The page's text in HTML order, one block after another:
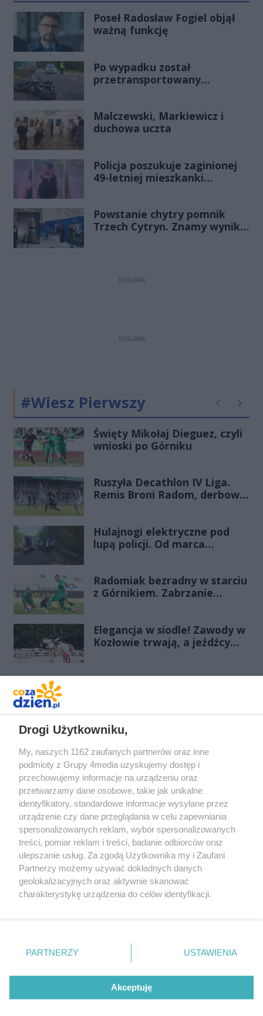
Poseł Radosław Fogiel objął
ważną funkcję
Po wypadku został
przetransportowany
Malczewski, Markiewicz i
duchowa uczta
Policja poszukuje zaginionej
49-letniej mieszkanki
Powstanie chytry pomnik
Trzech Cytryn. Znamy wyniki
REKLAMA
REKLAMA
#Wiesz Pierwszy Poprzednie
Święty Mikołaj Dieguez, czyli
wnioski po Górniku
Ruszyła Decathlon IV Liga.
Remis Broni Radom, derbowa
Hulajnogi elektryczne pod
lupą policji. Od marca
Radomiak bezradny w starciu
z Górnikiem. Zabrzanie
Elegancja w siodle! Zawody w
Kozłowie trwają, a jeźdźcy
Redakcja Reklama Prywatność
Praca Łódź
the:protocol
Facebook.com
Youtube.com
Drogi Użytkowniku,
My, naszych 1162 zaufanych partnerów oraz inne
podmioty z Grupy 4media uzyskujemy dostęp i
przechowujemy informacje na urządzeniu oraz
przetwarzamy dane osobowe, takie jak unikalne
identyfikatory, standardowe informacje wysyłane przez
urządzenie czy dane przeglądania w celu zapewniania
spersonalizowanych reklam, wybór spersonalizowanych
treści, pomiar reklam i treści, badanie odbiorców oraz
ulepszanie usług. Za zgodą Użytkownika my i Zaufani
Partnerzy możemy używać dokładnych danych
geolokalizacyjnych oraz aktywnie skanować
charakterystykę urządzenia do celów identyfikacji.
zmienić/wycofać klikając przycisk ustawień prywatności
znajdujący się w lewym dolnym rogu strony
. Niektóre
użytkownika, ale masz prawo sprzeciwić się takiemu
przetwarzaniu. Preferencje będą miały zastosowania tylko
PARTNERZY USTAWIENIA
Akceptuję